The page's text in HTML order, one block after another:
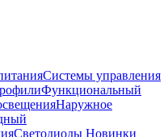
Системы управления
Функциональный
Наружное
Светодиоды Новинки